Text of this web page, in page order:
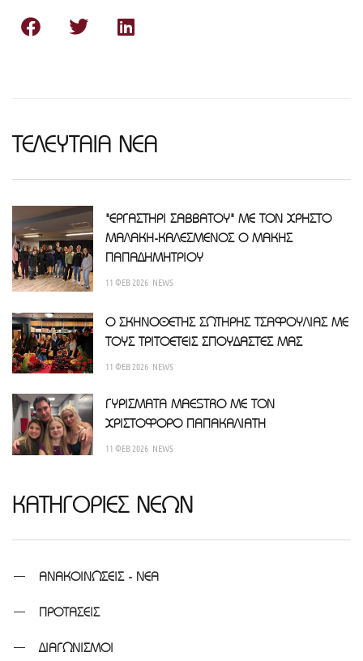
ΤΕΛΕΥΤΑΙΑ ΝΕΑ
"ΕΡΓΑΣΤΗΡΙ ΣΑΒΒΑΤΟΥ" ΜΕ ΤΟΝ ΧΡΗΣΤΟ
ΜΑΛΑΚΗ-ΚΑΛΕΣΜΕΝΟΣ Ο ΜΑΚΗΣ
ΠΑΠΑΔΗΜΗΤΡΙΟΥ
11 ΦΕΒ 2026 NEWS
Ο ΣΚΗΝΟΘΕΤΗΣ ΣΩΤΗΡΗΣ ΤΣΑΦΟΥΛΙΑΣ ΜΕ
ΤΟΥΣ ΤΡΙΤΟΕΤΕΙΣ ΣΠΟΥΔΑΣΤΕΣ ΜΑΣ
11 ΦΕΒ 2026 NEWS
ΓΥΡΙΣΜΑΤΑ MAESTRO ΜΕ ΤΟΝ
ΧΡΙΣΤΟΦΟΡΟ ΠΑΠΑΚΑΛΙΑΤΗ
11 ΦΕΒ 2026 NEWS
ΚΑΤΗΓΟΡΙΕΣ ΝΕΩΝ
ΑΝΑΚΟΙΝΩΣΕΙΣ - ΝΕΑ
ΠΡΟΤΑΣΕΙΣ
ΔΙΑΓΩΝΙΣΜΟΙ